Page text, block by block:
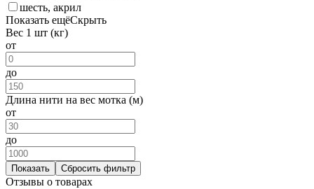
шесть, акрил
Показать ещёСкрыть
Вес 1 шт (кг)
от
до
Длина нити на вес мотка (м)
от
до
Показать Сбросить фильтр
Отзывы о товарах